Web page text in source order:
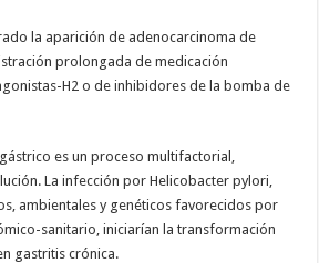
la aparición de adenocarcinoma de
prolongada de medicación
H2 o de inhibidores de la bomba de
es un proceso multifactorial,
La infección por Helicobacter pylori,
ambientales y genéticos favorecidos por
sanitario, iniciarían la transformación
gastritis crónica.